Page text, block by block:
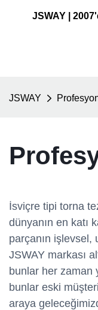
JSWAY |
JSWAY
İsviçre tipi torna
dünyanın en katı
parçanın işlevsel,
JSWAY markası
bunlar her zaman
bunlar eski
araya